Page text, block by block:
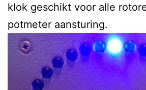
klok geschikt voor alle
potmeter aansturing.